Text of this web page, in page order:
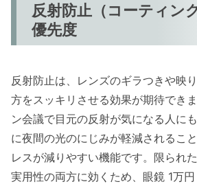
反射防止（コーティン
優先度
反射防止は、レンズのギラつきや映
方をスッキリさせる効果が期待でき
ン会議で目元の反射が気になる人に
に夜間の光のにじみが軽減されるこ
レスが減りやすい機能です。限られ
実用性の両方に効くため、眼鏡 1万